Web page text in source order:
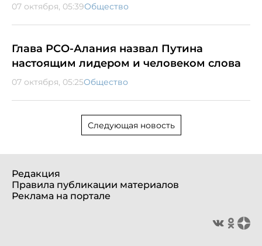
07 октября, 05:39Общество
Глава РСО-Алания назвал Путина
настоящим лидером и человеком слова
07 октября, 05:25Общество
Следующая новость
Редакция
Правила публикации материалов
Реклама на портале